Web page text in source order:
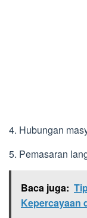
4. Hubungan
5. Pemasaran
Baca juga:
Kepercayaan